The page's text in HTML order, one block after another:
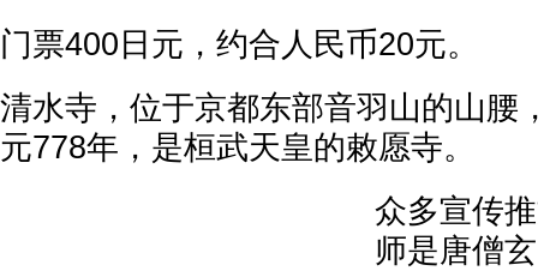
门票400日元，约合人民币20元。
清水寺，位于京都东部音羽山的山腰
元778年，是桓武天皇的敕愿寺。
众多宣传
师是唐僧